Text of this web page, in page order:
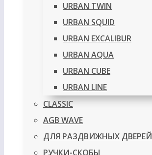
URBAN TWIN
URBAN SQUID
URBAN EXCALIBUR
URBAN AQUA
URBAN CUBE
URBAN LINE
CLASSIC
AGB WAVE
ДЛЯ РАЗДВИЖНЫХ ДВЕРЕЙ
РУЧКИ-СКОБЫ